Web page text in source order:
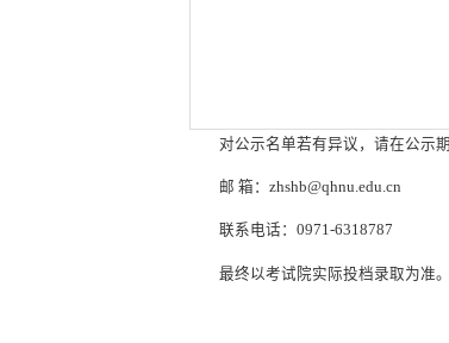
对公示名单若有异议，请在公示
邮 箱：zhshb@qhnu.edu.cn
联系电话：0971-6318787
最终以考试院实际投档录取为准。